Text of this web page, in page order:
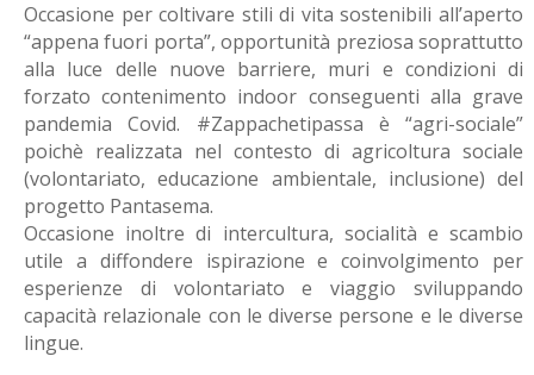
Occasione per coltivare stili di vita sostenibili all’aperto
“appena fuori porta”, opportunità preziosa soprattutto
alla luce delle nuove barriere, muri e condizioni di
forzato contenimento indoor conseguenti alla grave
pandemia Covid. #Zappachetipassa è “agri-sociale”
poichè realizzata nel contesto di agricoltura sociale
(volontariato, educazione ambientale, inclusione) del
progetto Pantasema.
Occasione inoltre di intercultura, socialità e scambio
utile a diffondere ispirazione e coinvolgimento per
esperienze di volontariato e viaggio sviluppando
capacità relazionale con le diverse persone e le diverse
lingue.